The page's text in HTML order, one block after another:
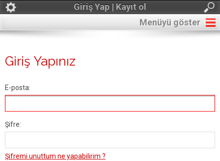
Giriş Yap | Kayıt ol
Menüyü göster
Giriş Yapınız
E-posta:
Şifre:
Şifremi unuttum ne yapabilirim ?